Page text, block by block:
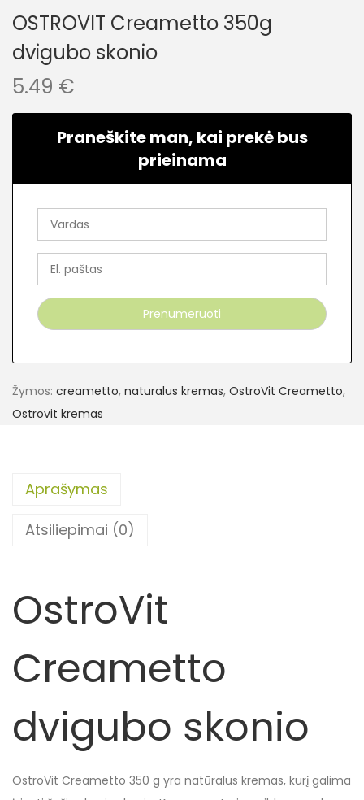
OSTROVIT Creametto 350g
dvigubo skonio
5.49 €
Praneškite man, kai prekė bus
prieinama
Žymos: creametto, naturalus kremas, OstroVit Creametto,
Ostrovit kremas
Aprašymas
Atsiliepimai (0)
OstroVit
Creametto
dvigubo skonio
OstroVit Creametto 350 g yra natūralus kremas, kurį galima